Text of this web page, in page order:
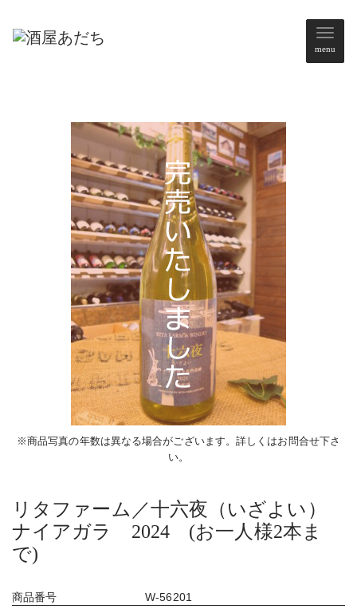
メ
ニ
menu
※商品写真の年数は異なる場合がございます。詳しくはお問合せ下さ
い。
リタファーム／十六夜（いざよい）
ナイアガラ 2024 (お一人様2本ま
で)
商品番号 W-56201